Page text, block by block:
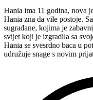
Hania ima 11 godina, nova
Hania zna da vile postoje.
sugrađane, kojima je
svijet koji je izgradila sa
Hania se svesrdno baca u
udružuje snage s novim